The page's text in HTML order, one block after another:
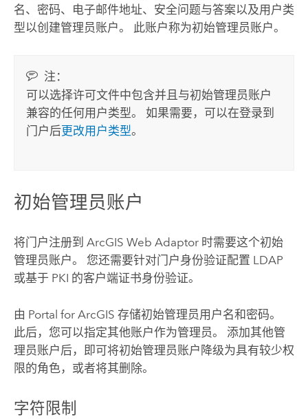
名、密码、电子邮件地址、安全问题与答案以及用户类
型以创建管理员账户。 此账户称为初始管理员账户。
注：
可以选择许可文件中包含并且与初始管理员账户
兼容的任何用户类型。 如果需要，可以在登录到
门户后更改用户类型。
初始管理员账户
将门户注册到 ArcGIS Web Adaptor时需要这个初始
管理员账户。 您还需要针对门户身份验证配置 LDAP
或基于 PKI 的客户端证书身份验证。
由 Portal for ArcGIS 存储初始管理员用户名和密码。
此后，您可以指定其他账户作为管理员。 添加其他管
理员账户后，即可将初始管理员账户降级为具有较少权
限的角色，或者将其删除。
字符限制